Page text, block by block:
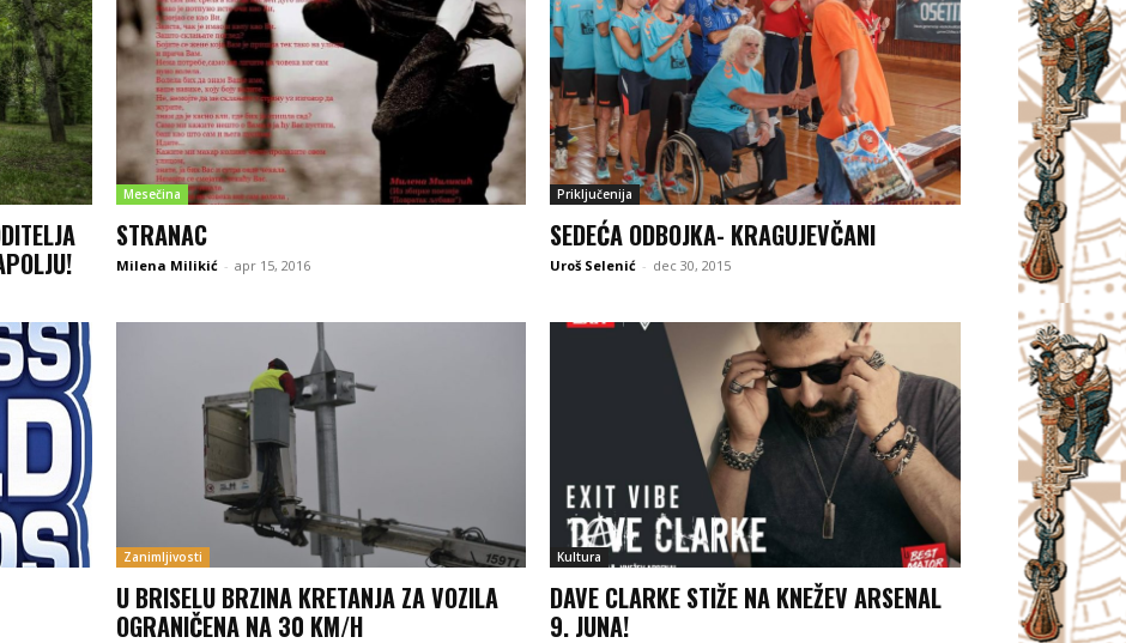
Mesečina
STRANAC
Milena Milikić - apr 15, 2016
Priključenija
SEDEĆA ODBOJKA- KRAGUJEVČANI
Uroš Selenić - dec 30, 2015
Zanimljivosti
U BRISELU BRZINA KRETANJA ZA VOZILA
OGRANIČENA NA 30 KM/H
Kultura
DAVE CLARKE STIŽE NA KNEŽEV ARSENAL
9. JUNA!